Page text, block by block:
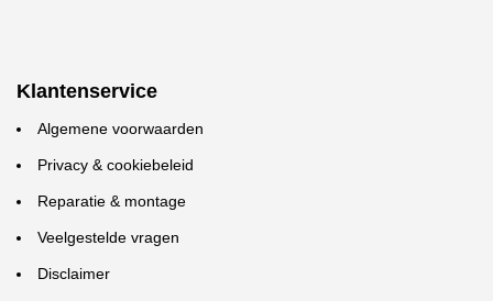
Klantenservice
Algemene voorwaarden
Privacy & cookiebeleid
Reparatie & montage
Veelgestelde vragen
Disclaimer